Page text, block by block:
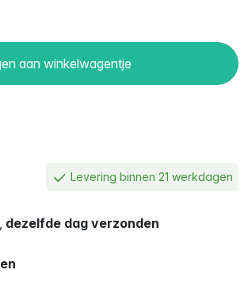
aan winkelwagentje
Levering binnen 21 werkdagen
dezelfde dag verzonden